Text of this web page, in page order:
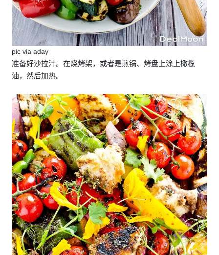
pic via aday
准备好沙拉汁。在烧烤架，或者是煎锅、烤盘上涂上橄榄
油，然后加热。